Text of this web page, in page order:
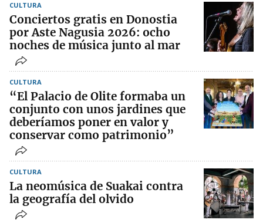
CULTURA
Conciertos gratis en Donostia
por Aste Nagusia 2026: ocho
noches de música junto al mar
CULTURA
“El Palacio de Olite formaba un
conjunto con unos jardines que
deberíamos poner en valor y
conservar como patrimonio”
CULTURA
La neomúsica de Suakai contra
la geografía del olvido